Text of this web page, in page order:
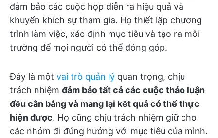
đảm bảo các cuộc họp diễn ra hiệu quả và
khuyến khích sự tham gia. Họ thiết lập chương
trình làm việc, xác định mục tiêu và tạo ra môi
trường để mọi người có thể đóng góp.
Đây là một vai trò quản lý quan trọng, chịu
trách nhiệm đảm bảo tất cả các cuộc thảo luận
đều cân bằng và mang lại kết quả có thể thực
hiện được. Họ cũng chịu trách nhiệm giữ cho
các nhóm đi đúng hướng với mục tiêu của mình.